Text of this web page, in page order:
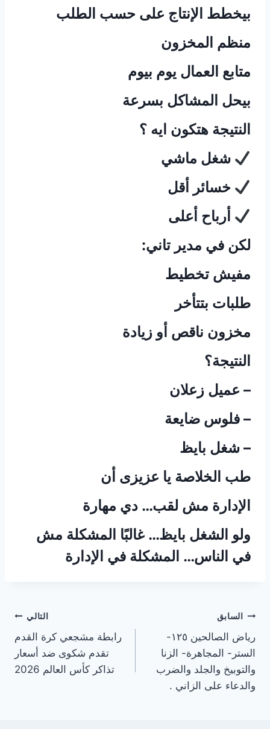
بيخطط الإنتاج على حسب الطلب
منظم المخزون
متابع العمال يوم بيوم
بيحل المشاكل بسرعة
النتيجة هتكون ايه ؟
شغل ماشي
خسائر أقل
أرباح أعلى
لكن في مدير تاني:
مفيش تخطيط
طلبات بتتأخر
مخزون ناقص أو زيادة
النتيجة؟
– عميل زعلان
– فلوس ضايعة
– شغل بايظ
طب الخلاصة يا عزيزى أن
الإدارة مش لقب… دي مهارة
ولو الشغل بايظ… غالبًا المشكلة مش
في الناس… المشكلة في الإدارة
تصفّح
المقالات
السابق
رياض الصالحين ١٢٥-
الستر- المجاهرة- الزنا
والتوبيخ والجلد والضرب
والدعاء على الزاني .
التالي
رابطة مشجعي كرة القدم
تقدم شكوى ضد أسعار
تذاكر كأس العالم 2026